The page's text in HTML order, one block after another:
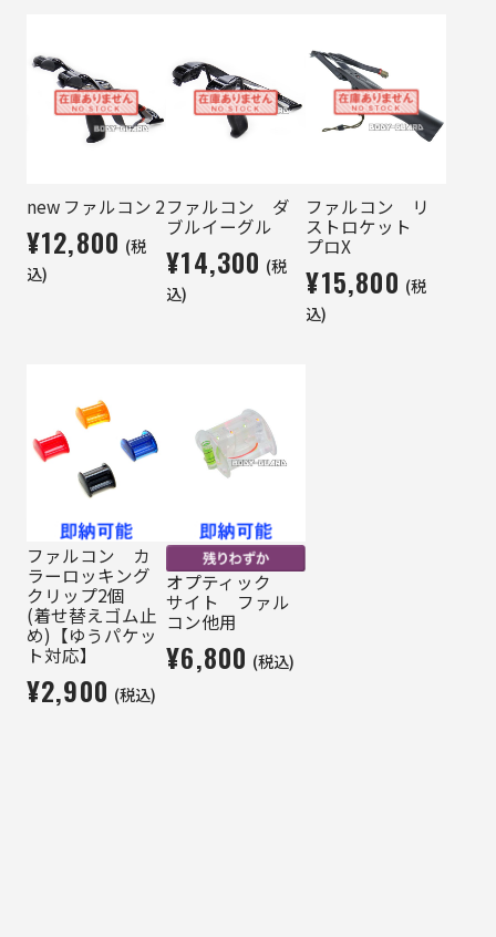
new ファルコン 2
¥12,800 (税
込)
ファルコン ダ
ブルイーグル
¥14,300 (税
込)
ファルコン リ
ストロケット
プロX
¥15,800 (税
込)
ファルコン カ
ラーロッキング
クリップ2個
(着せ替えゴム止
め)【ゆうパケッ
ト対応】
¥2,900 (税込)
オプティック
サイト ファル
コン他用
¥6,800 (税込)